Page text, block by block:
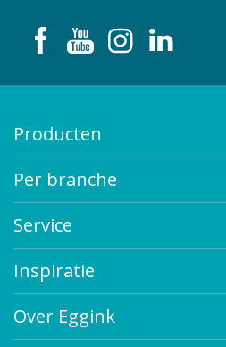
Producten
Per branche
Service
Inspiratie
Over Eggink